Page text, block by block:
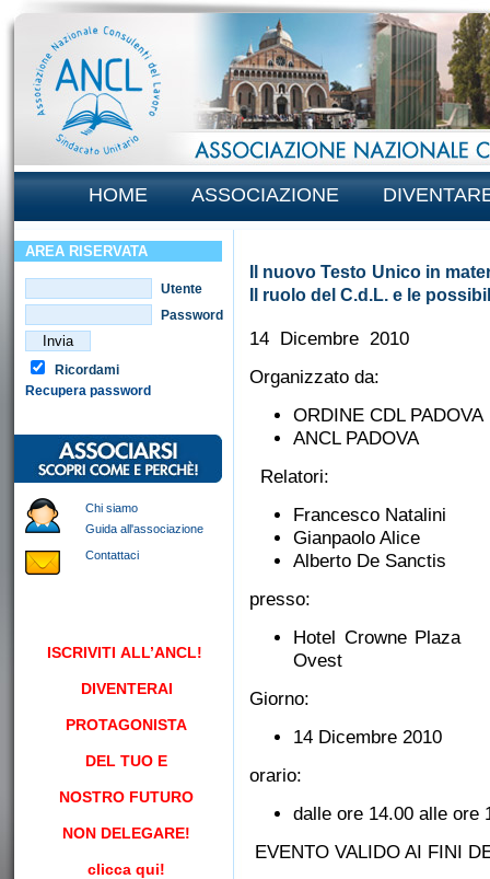
HOME ASSOCIAZIONE
AREA RISERVATA
Utente
Password
Ricordami
Recupera password
Chi siamo
Guida all'associazione
Contattaci
ISCRIVITI ALL’ANCL!
DIVENTERAI
PROTAGONISTA
DEL TUO E
NOSTRO FUTURO
NON DELEGARE!
clicca qui!
Il nuovo Testo Unico in
Il ruolo del C.d.L. e le
14 Dicembre 2010
Organizzato da:
ORDINE CDL
ANCL PADOVA
Relatori:
Francesco Natalini
Gianpaolo Alice
Alberto De Sanctis
presso:
Hotel Crowne
Ovest
Giorno:
14 Dicembre 2010
orario:
dalle ore 14.00 alle ore
EVENTO VALIDO AI FINI